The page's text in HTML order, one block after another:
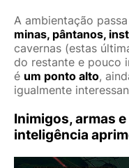
A ambientação
minas, pântanos,
cavernas (estas
do restante e pouco
é um ponto alto,
igualmente
Inimigos, armas
inteligência